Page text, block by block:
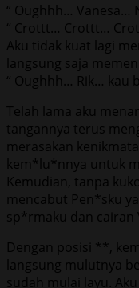
“ Oughhh… Vanesa…
“ Crottt… Crottt…
Aku tidak kuat lagi
langsung saja
“ Oughhh… Rik… kau
Telah lama aku
tangannya terus
merasakan
kem*lu*nnya untuk
Kemudian, tanpa
mencabut Pen*sku
sp*rmaku dan cairan
Dengan posisi **,
langsung mulutnya
sudah mulai layu.